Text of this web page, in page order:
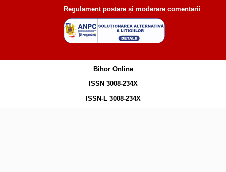
Regulament postare și moderare comentarii
Bihor Online
ISSN 3008-234X
ISSN-L 3008-234X